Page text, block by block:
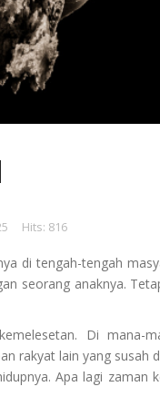
Hits: 816
di tengah-tengah
seorang anaknya.
Di mana-
rakyat lain yang
Apa lagi